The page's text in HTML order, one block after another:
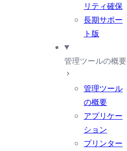
リティ確保
長期サポー
ト版
管理ツールの概要
管理ツール
の概要
アプリケー
ション
プリンター